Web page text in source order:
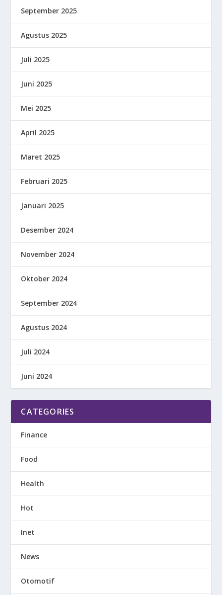
September 2025
Agustus 2025
Juli 2025
Juni 2025
Mei 2025
April 2025
Maret 2025
Februari 2025
Januari 2025
Desember 2024
November 2024
Oktober 2024
September 2024
Agustus 2024
Juli 2024
Juni 2024
CATEGORIES
Finance
Food
Health
Hot
Inet
News
Otomotif